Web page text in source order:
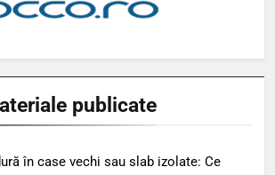
publicate
în case vechi sau slab izolate: Ce